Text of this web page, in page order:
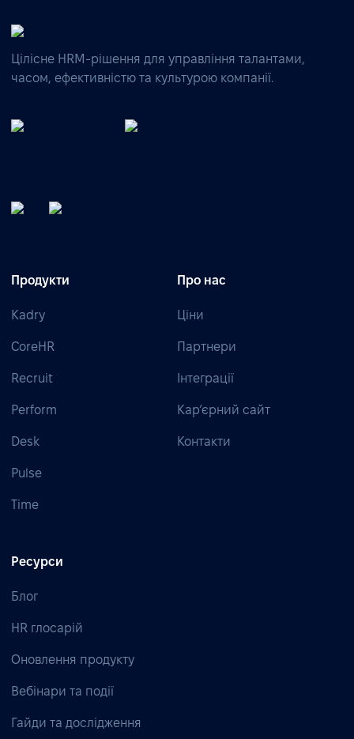
Цілісне HRM-рішення для управління талантами,
часом, ефективністю та культурою компанії.
Продукти
Kadry
CoreHR
Recruit
Perform
Desk
Pulse
Time
Про нас
Ціни
Партнери
Інтеграції
Кар’єрний сайт
Контакти
Ресурси
Блог
HR глосарій
Оновлення продукту
Вебінари та події
Гайди та дослідження